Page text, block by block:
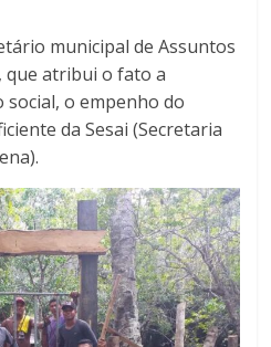
municipal de Assuntos
que atribui o fato a
social, o empenho do
da Sesai (Secretaria